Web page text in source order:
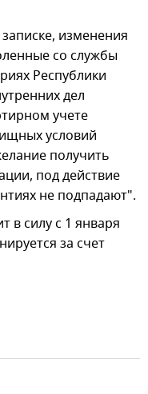
изменения
со службы
Республики
дел
учете
условий
получить
под действие
не подпадают".
в силу с 1 января
за счет